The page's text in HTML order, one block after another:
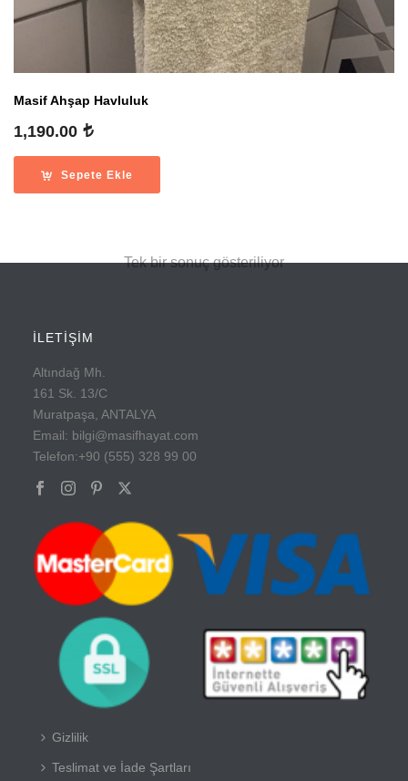
Masif Ahşap Havluluk
1,190.00
Sepete Ekle
Tek bir sonuç gösteriliyor
İLETİŞİM
Altındağ Mh.
161 Sk. 13/C
Muratpaşa, ANTALYA
Email: bilgi@masifhayat.com
Telefon:+90 (555) 328 99 00
Gizlilik
Teslimat ve İade Şartları